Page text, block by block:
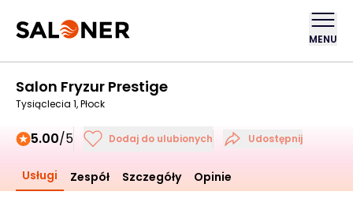
MENU
Salon Fryzur Prestige
Tysiąclecia 1, Płock
5.00/5 Dodaj do ulubionych Udostępnij
Usługi Zespół Szczegóły Opinie